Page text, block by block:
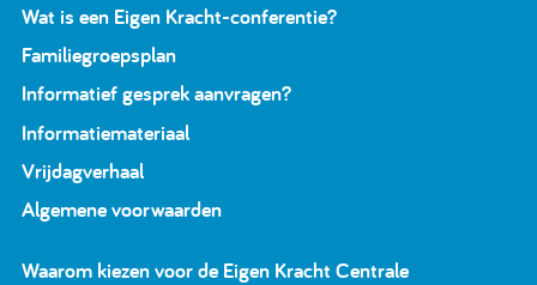
Wat is een Eigen Kracht-conferentie?
Familiegroepsplan
Informatief gesprek aanvragen?
Informatiemateriaal
Vrijdagverhaal
Algemene voorwaarden
Waarom kiezen voor de Eigen Kracht Centrale